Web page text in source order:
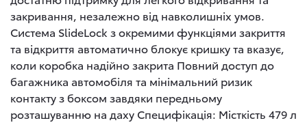
закривання, незалежно від навколишніх умов.
Система SlideLock з окремими функціями закриття
та відкриття автоматично блокує кришку та вказує,
коли коробка надійно закрита Повний доступ до
багажника автомобіля та мінімальний ризик
контакту з боксом завдяки передньому
розташуванню на даху Специфікація: Місткість 479 л